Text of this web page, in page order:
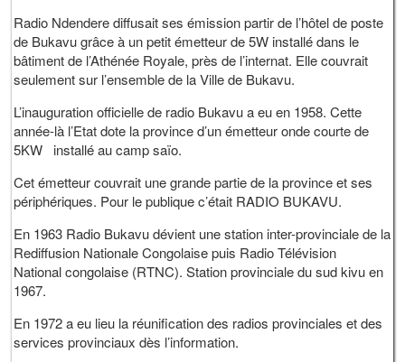
Radio Ndendere diffusait ses émission partir de l’hôtel de poste
de Bukavu grâce à un petit émetteur de 5W installé dans le
bâtiment de l’Athénée Royale, près de l’internat. Elle couvrait
seulement sur l’ensemble de la Ville de Bukavu.
L’inauguration officielle de radio Bukavu a eu en 1958. Cette
année-là l’Etat dote la province d’un émetteur onde courte de
5KW installé au camp saïo.
Cet émetteur couvrait une grande partie de la province et ses
périphériques. Pour le publique c’était RADIO BUKAVU.
En 1963 Radio Bukavu dévient une station inter-provinciale de la
Rediffusion Nationale Congolaise puis Radio Télévision
National congolaise (RTNC). Station provinciale du sud kivu en
1967.
En 1972 a eu lieu la réunification des radios provinciales et des
services provinciaux dès l’information.